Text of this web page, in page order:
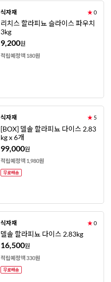
식자재 ★0
리치스 할라피뇨 슬라이스 파우치
3kg
9,200원
적립예정액 180원
식자재 ★ 5
[BOX] 델솔 할라피뇨 다이스 2.83
kg x 6개
99,000원
적립예정액 1,980원
식자재 ★0
델솔 할라피뇨 다이스 2.83kg
16,500원
적립예정액 330원